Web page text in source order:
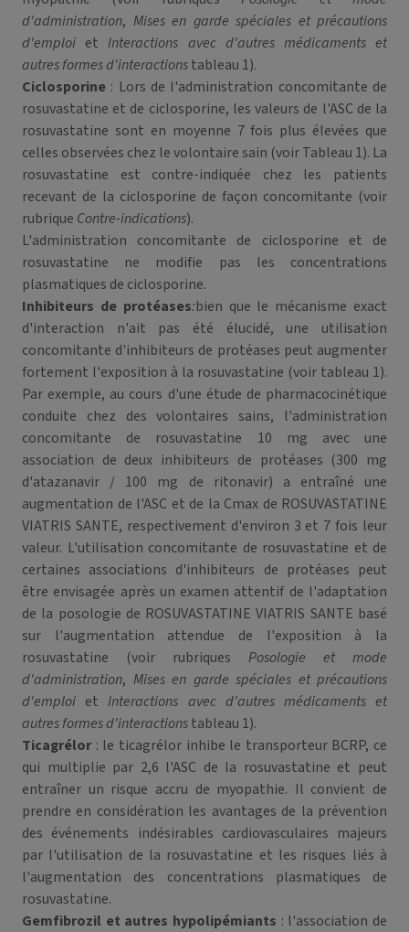
d'administration, Mises en garde spéciales et précautions
d'emploi etInteractions avec d'autres médicaments et
autres formes d'interactionstableau 1).
Ciclosporine : Lors de l'administration concomitante de
rosuvastatine et de ciclosporine, les valeurs de l'ASC de la
rosuvastatine sont en moyenne 7 fois plus élevées que
celles observées chez le volontaire sain (voir Tableau 1). La
rosuvastatine est contre-indiquée chez les patients
recevant de la ciclosporine de façon concomitante (voir
rubrique Contre-indications).
L'administration concomitante de ciclosporine et de
rosuvastatine ne modifie pas les concentrations
plasmatiques de ciclosporine.
Inhibiteurs de protéases:bien que le mécanisme exact
d'interaction n'ait pas été élucidé, une utilisation
concomitante d'inhibiteurs de protéases peut augmenter
fortement l'exposition à la rosuvastatine (voir tableau 1).
Par exemple, au cours d'une étude de pharmacocinétique
conduite chez des volontaires sains, l'administration
concomitante de rosuvastatine 10 mg avec une
association de deux inhibiteurs de protéases (300 mg
d'atazanavir / 100 mg de ritonavir) a entraîné une
augmentation de l'ASC et de la Cmax de ROSUVASTATINE
VIATRIS SANTE, respectivement d'environ 3 et 7 fois leur
valeur. L'utilisation concomitante de rosuvastatine et de
certaines associations d'inhibiteurs de protéases peut
être envisagée après un examen attentif de l'adaptation
de la posologie de ROSUVASTATINE VIATRIS SANTE basé
sur l'augmentation attendue de l'exposition à la
rosuvastatine (voir rubriques Posologie et mode
d'administration, Mises en garde spéciales et précautions
d'emploi etInteractions avec d'autres médicaments et
autres formes d'interactionstableau 1).
Ticagrélor : le ticagrélor inhibe le transporteur BCRP, ce
qui multiplie par 2,6 l'ASC de la rosuvastatine et peut
entraîner un risque accru de myopathie. Il convient de
prendre en considération les avantages de la prévention
des événements indésirables cardiovasculaires majeurs
par l'utilisation de la rosuvastatine et les risques liés à
l'augmentation des concentrations plasmatiques de
rosuvastatine.
Gemfibrozil et autres hypolipémiants : l'association de